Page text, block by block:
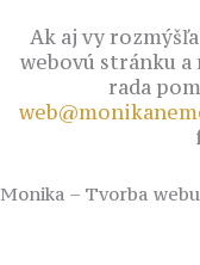
Ak aj vy
webovú stránku
rada
Monika – Tvorba webu